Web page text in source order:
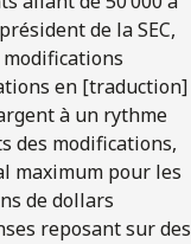
de la SEC,
modifications
en [traduction]
à un rythme
des modifications,
maximum pour les
de dollars
reposant sur des